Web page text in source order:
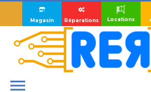
Magasin Réparations Locations
